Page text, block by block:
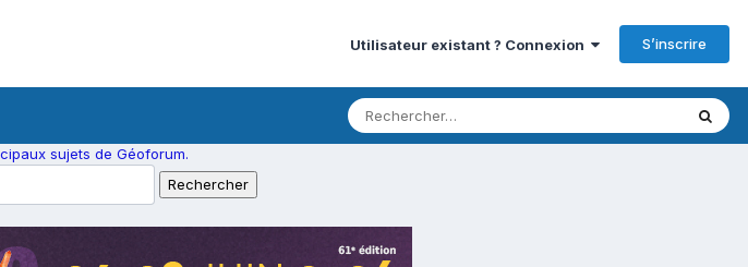
Utilisateur existant ? Connexion S’inscrire
sujets de Géoforum.